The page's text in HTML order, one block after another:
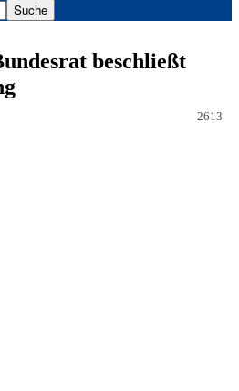
beschließt
2613